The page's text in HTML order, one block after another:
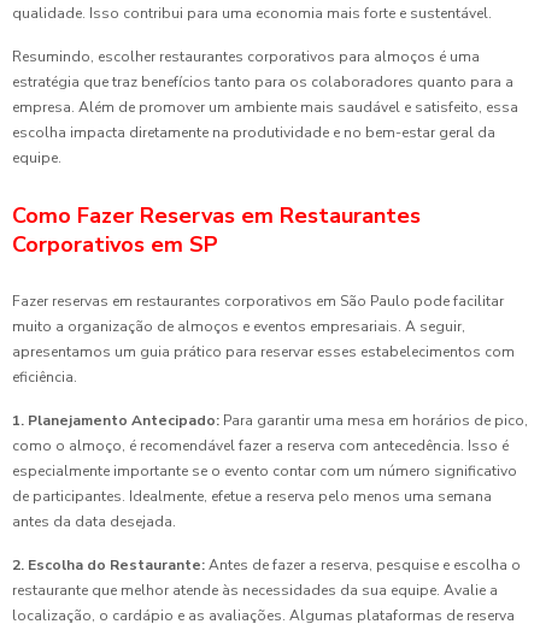
qualidade. Isso contribui para uma economia mais forte e sustentável.
Resumindo, escolher restaurantes corporativos para almoços é uma
estratégia que traz benefícios tanto para os colaboradores quanto para a
empresa. Além de promover um ambiente mais saudável e satisfeito, essa
escolha impacta diretamente na produtividade e no bem-estar geral da
equipe.
Como Fazer Reservas em Restaurantes
Corporativos em SP
Fazer reservas em restaurantes corporativos em São Paulo pode facilitar
muito a organização de almoços e eventos empresariais. A seguir,
apresentamos um guia prático para reservar esses estabelecimentos com
eficiência.
1. Planejamento Antecipado: Para garantir uma mesa em horários de pico,
como o almoço, é recomendável fazer a reserva com antecedência. Isso é
especialmente importante se o evento contar com um número significativo
de participantes. Idealmente, efetue a reserva pelo menos uma semana
antes da data desejada.
2. Escolha do Restaurante:Antes de fazer a reserva, pesquise e escolha o
restaurante que melhor atende às necessidades da sua equipe. Avalie a
localização, o cardápio e as avaliações. Algumas plataformas de reserva